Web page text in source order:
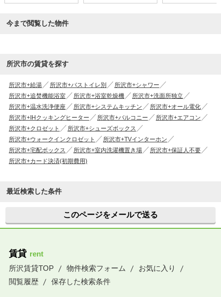
今まで閲覧した物件
所沢市の賃貸を探す
所沢市+給湯 所沢市+バストイレ別
所沢市+シャワー
所沢市+追焚機能浴室
所沢市+浴室乾燥機
所沢市+洗面所独立
所沢市+温水洗浄便座
所沢市+システムキッチン
所沢市+オール電化
所沢市+IHクッキングヒーター
所沢市+バルコニー
所沢市+エアコン
所沢市+クロゼット
所沢市+シューズボックス
所沢市+ウォークインクロゼット
所沢市+TVインターホン
所沢市+宅配ボックス
所沢市+室内洗濯機置き場
所沢市+保証人不要
所沢市+カード決済(初期費用)
最近検索した条件
このページをメールで送る
賃貸 rent
所沢賃貸TOP
物件検索フォーム
お気に入り
閲覧履歴
保存した検索条件